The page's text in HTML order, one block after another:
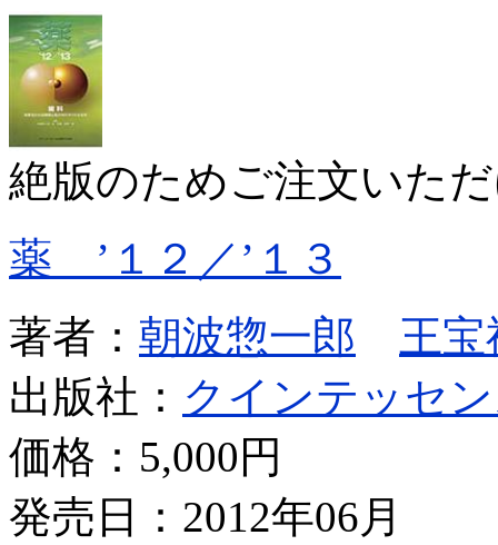
絶版のためご注文いた
薬 ’１２／’１３
著者： 朝波惣一郎
王宝
出版社： クインテッセ
価格： 5,000円
発売日：2012年06月